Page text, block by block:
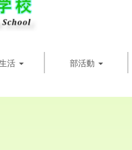
活 部活動